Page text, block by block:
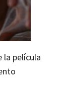
la película